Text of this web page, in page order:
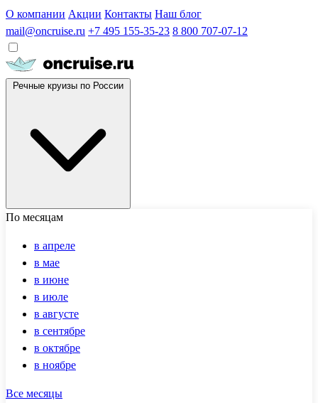
О компании Акции Контакты Наш блог
mail@oncruise.ru +7 495 155-35-23 8 800 707-07-12
По месяцам
в апреле
в мае
в июне
в июле
в августе
в сентябре
в октябре
в ноябре
Все месяцы